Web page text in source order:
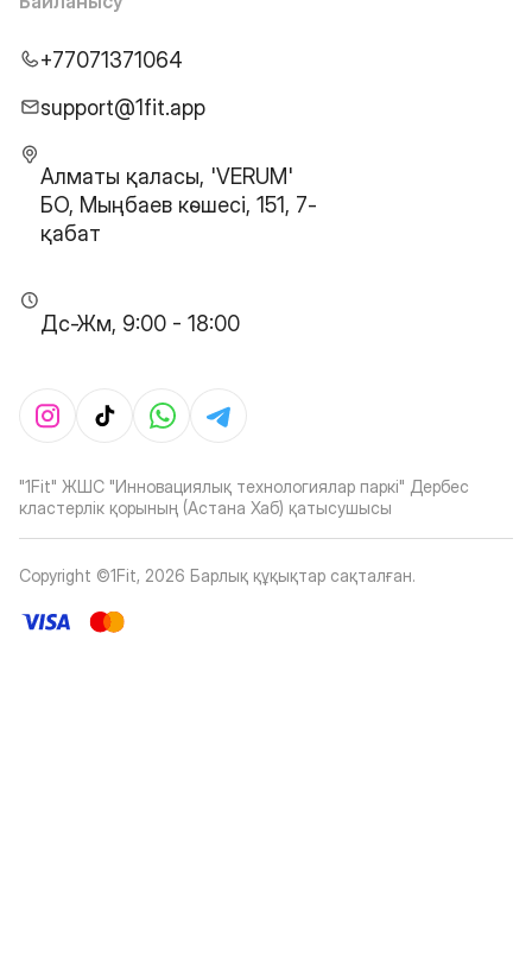
+77071371064
support@1fit.app
Алматы қаласы, 'VERUM'
БО, Мыңбаев көшесі, 151, 7-
қабат
Дс-Жм, 9:00 - 18:00
"1Fit" ЖШС "Инновациялық технологиялар паркі" Дербес
кластерлік қорының (Астана Хаб) қатысушысы
Copyright ©1Fit, 2026 Барлық құқықтар сақталған.